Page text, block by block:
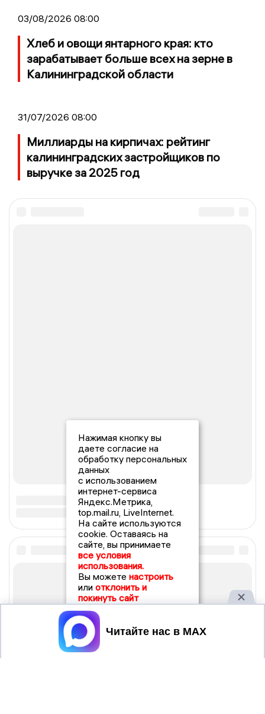
03/08/2026 08:00
Хлеб и овощи янтарного края: кто
зарабатывает больше всех на зерне в
Калининградской области
31/07/2026 08:00
Миллиарды на кирпичах: рейтинг
калининградских застройщиков по
выручке за 2025 год
Нажимая кнопку вы
даете согласие на
обработку персональных
данных
с использованием
интернет-сервиса
Яндекс.Метрика,
top.mail.ru, LiveInternet.
На сайте используются
cookie. Оставаясь на
сайте, вы принимаете
все условия
использования.
Вы можете настроить
или отклонить и
покинуть сайт
Принять